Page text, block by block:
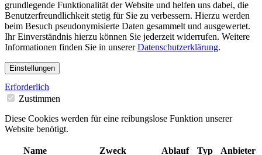
grundlegende Funktionalität der Website und helfen uns dabei, die
Benutzerfreundlichkeit stetig für Sie zu verbessern. Hierzu werden
beim Besuch pseudonymisierte Daten gesammelt und ausgewertet.
Ihr Einverständnis hierzu können Sie jederzeit widerrufen. Weitere
Informationen finden Sie in unsererDatenschutzerklärung.
Einstellungen
Erforderlich
Zustimmen
Diese Cookies werden für eine reibungslose Funktion unserer
Website benötigt.
Name Zweck Ablauf Typ Anbieter